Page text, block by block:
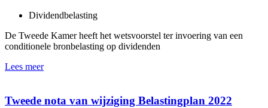
Dividendbelasting
De Tweede Kamer heeft het wetsvoorstel ter invoering van een
conditionele bronbelasting op dividenden
Lees meer
Tweede nota van wijziging Belastingplan 2022